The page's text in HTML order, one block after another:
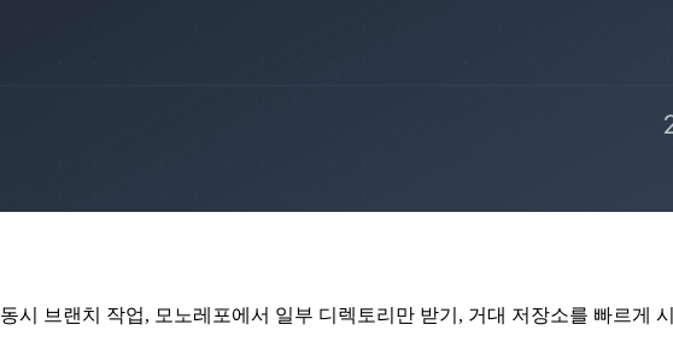
시 브랜치 작업, 모노레포에서 일부 디렉토리만 받기, 거대 저장소를 빠르게 시